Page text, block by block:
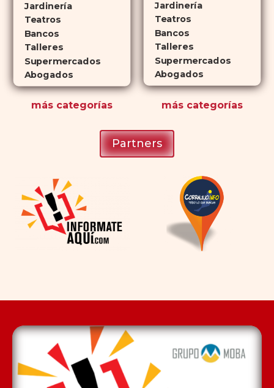
planificar sus actividades
románticas con antelación.
Jardinería
Teatros
Bancos
Talleres
Supermercados
Abogados
más categorías
Jardinería
Teatros
Bancos
Talleres
Supermercados
Abogados
máscategorías
Partners